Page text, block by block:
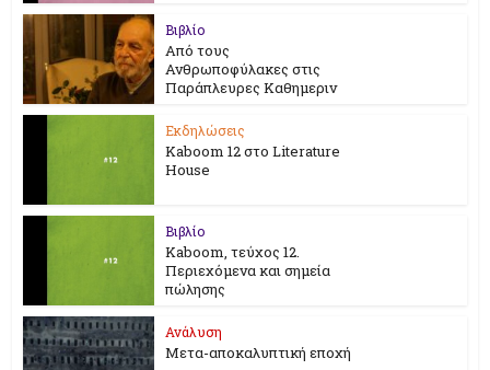
Βιβλίο
Από τους
Ανθρωποφύλακες στις
Παράπλευρες Καθημεριν
Εκδηλώσεις
Kaboom 12 στο Literature
House
Βιβλίο
Kaboom, τεύχος 12.
Περιεχόμενα και σημεία
πώλησης
Ανάλυση
Μετα-αποκαλυπτική εποχή